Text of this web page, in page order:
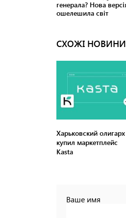
СХОЖІ НОВИНИ
Харьковский олигарх
купил маркетплейс
Kasta
Ваше имя